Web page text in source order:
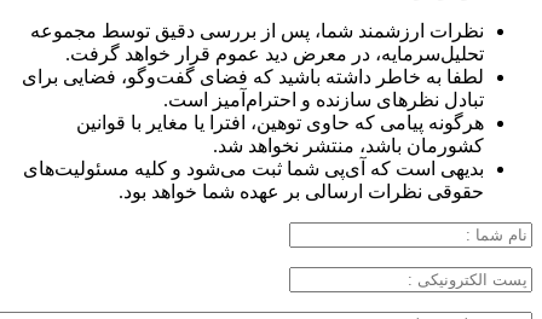
نظرات ارزشمند شما، پس از بررسی دقیق توسط مجموعه
تحلیل‌سرمایه، در معرض دید عموم قرار خواهد گرفت.
لطفا به خاطر داشته باشید که فضای گفت‌وگو، فضایی برای
تبادل نظرهای سازنده و احترام‌آمیز است.
هرگونه پیامی که حاوی توهین، افترا یا مغایر با قوانین
کشورمان باشد، منتشر نخواهد شد.
بدیهی است که آی‌پی شما ثبت می‌شود و کلیه مسئولیت‌های
حقوقی نظرات ارسالی بر عهده شما خواهد بود.